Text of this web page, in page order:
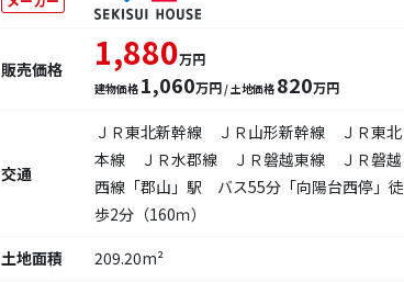
販売価格 1,880万円
建物価格 1,060万円/ 土地価格 820万円
交通
ＪＲ東北新幹線 ＪＲ山形新幹線 ＪＲ東北
本線 ＪＲ水郡線 ＪＲ磐越東線 ＪＲ磐越
西線「郡山」駅 バス55分「向陽台西停」徒
歩2分（160ｍ）
土地面積
209.20m²